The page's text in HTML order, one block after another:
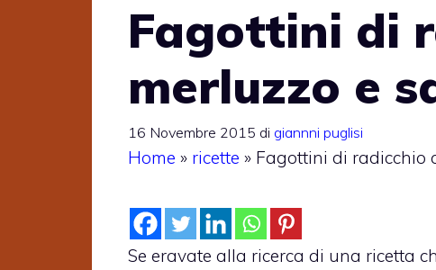
Fagottini di
merluzzo e
16 Novembre 2015 di giannni puglisi
Home » ricette » Fagottini di radicchio
Se eravate alla ricerca di una ricetta